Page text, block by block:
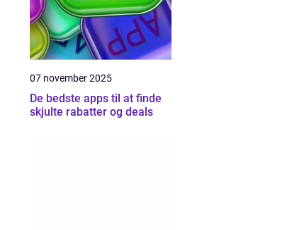
07 november 2025
De bedste apps til at finde
skjulte rabatter og deals